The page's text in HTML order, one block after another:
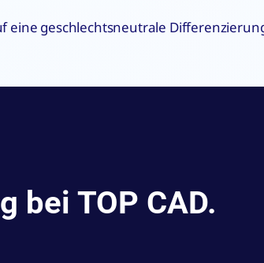
eine geschlechtsneutrale
bei TOP CAD.